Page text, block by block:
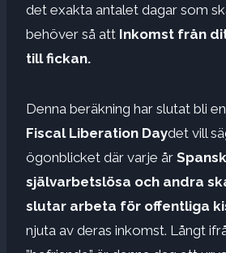
det exakta antalet dagar som
behöver så att Inkomst från
till fickan.
Denna beräkning har slutat bli
Fiscal Liberation Daydet vill
ögonblicket där varje år
självarbetslösa och andra
slutar arbeta för offentliga
njuta av deras inkomst. Långt